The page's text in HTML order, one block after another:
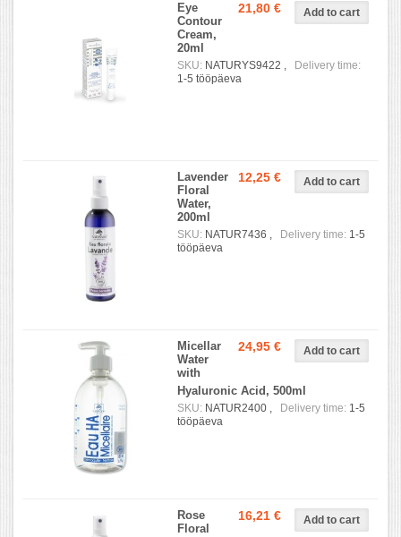
21,80 €
Eye
Contour
Cream,
20ml
SKU: NATURYS9422 ,
Delivery time:
1-5 tööpäeva
12,25 €
Lavender
Floral
Water,
200ml
SKU: NATUR7436 , Delivery time: 1-5
tööpäeva
24,95 €
Micellar
Water
with
Hyaluronic Acid, 500ml
SKU: NATUR2400 , Delivery time: 1-5
tööpäeva
16,21 €
Rose
Floral